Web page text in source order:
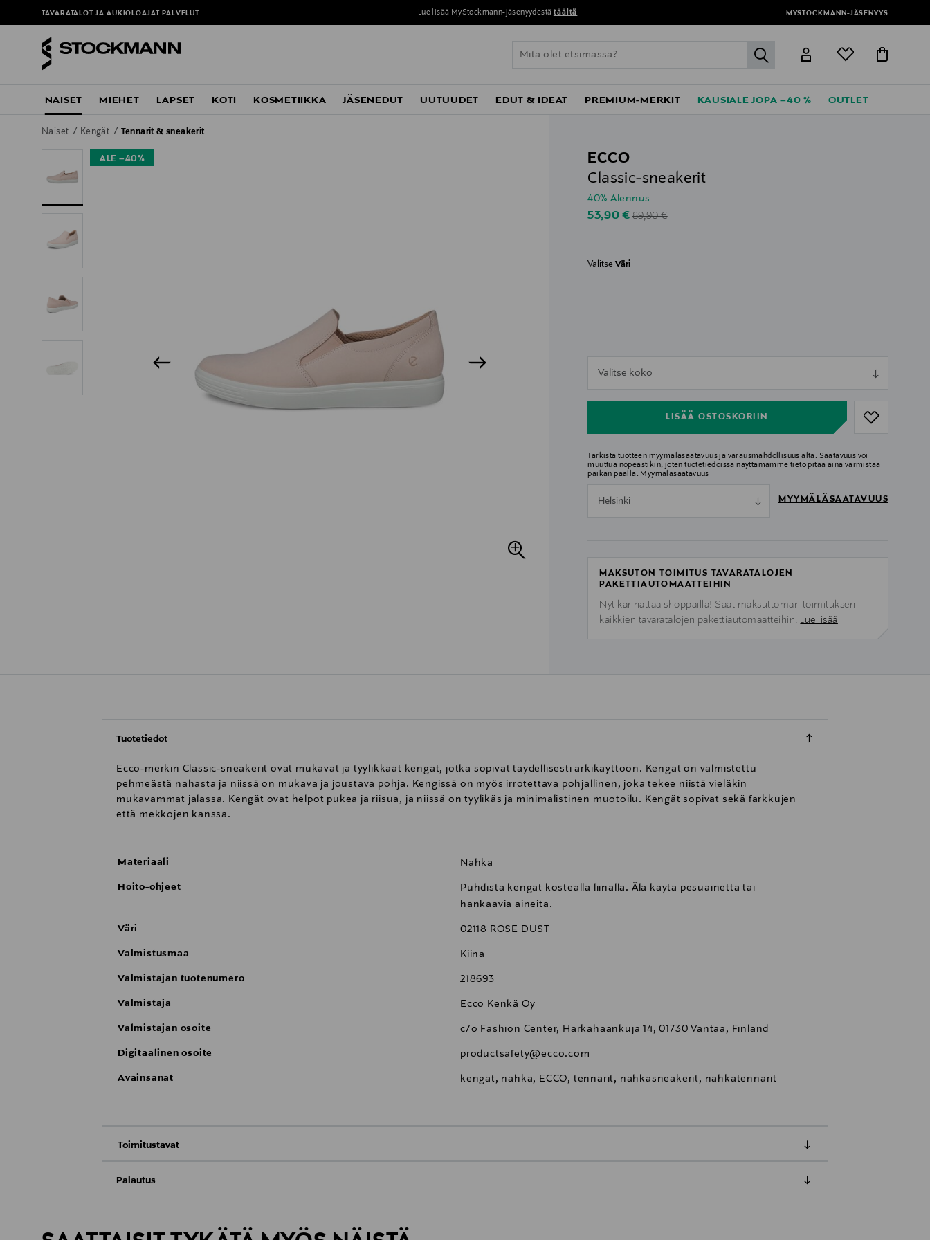
TAVARATALOT JA AUKIOLOAJAT PALVELUT Lue lisää MyStockmann-jäsenyydestä täältä MYSTOCKMANN-JÄSENYYS
label.header.go
NAISET MIEHET LAPSET KOTI KOSMETIIKKA JÄSENEDUT UUTUUDET EDUT & IDEAT PREMIUM-MERKIT KAUSIALE JOPA –40 % OUTLET
Naiset Kengät Tennarit & sneakerit
ALE –40%
ECCO
Classic-sneakerit
40% Alennus
Discounted Price
53,90 € Original Price
89,90 €
ValitseVäri
Valitse koko
LISÄÄ OSTOSKORIIN
Tarkista tuotteen myymäläsaatavuus ja varausmahdollisuus alta. Saatavuus voi
muuttua nopeastikin, joten tuotetiedoissa näyttämämme tieto pitää aina varmistaa
paikan päällä. Myymäläsaatavuus
Helsinki MYYMÄLÄSAATAVUUS
MAKSUTON TOIMITUS TAVARATALOJEN
PAKETTIAUTOMAATTEIHIN
Nyt kannattaa shoppailla! Saat maksuttoman toimituksen
kaikkien tavaratalojen pakettiautomaatteihin. Lue lisää
Tuotetiedot
Ecco-merkin Classic-sneakerit ovat mukavat ja tyylikkäät kengät, jotka sopivat täydellisesti arkikäyttöön. Kengät on valmistettu
pehmeästä nahasta ja niissä on mukava ja joustava pohja. Kengissä on myös irrotettava pohjallinen, joka tekee niistä vieläkin
mukavammat jalassa. Kengät ovat helpot pukea ja riisua, ja niissä on tyylikäs ja minimalistinen muotoilu. Kengät sopivat sekä farkkujen
että mekkojen kanssa.
Materiaali Nahka
Hoito-ohjeet
Puhdista kengät kostealla liinalla. Älä käytä pesuainetta tai
hankaavia aineita.
Väri 02118 ROSE DUST
Valmistusmaa Kiina
Valmistajan tuotenumero 218693
Valmistaja Ecco Kenkä Oy
Valmistajan osoite c/o Fashion Center, Härkähaankuja 14, 01730 Vantaa, Finland
Digitaalinen osoite productsafety@ecco.com
Avainsanat kengät, nahka, ECCO, tennarit, nahkasneakerit, nahkatennarit
Toimitustavat
Palautus